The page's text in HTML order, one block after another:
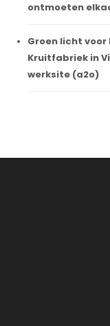
ontmoeten
Groen licht
Kruitfabriek in
werksite (a2o)